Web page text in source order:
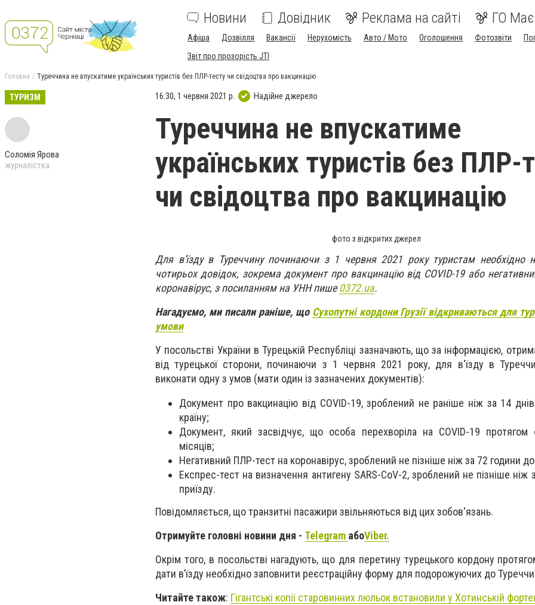
Новини Довідник Реклама на сайті ГО
Афіша Дозвілля Вакансії Нерухомість Авто / Мото Оголошення Фотозвіти
Звіт про прозорість JTI
Головна Туреччина не впускатиме українських туристів без ПЛР-тесту чи свідоцтва про вакцинацію
ТУРИЗМ
Соломія Ярова
журналістка
16:30, 1 червня 2021 р. Надійне джерело
Туреччина не впускатиме
українських туристів без ПЛР-
чи свідоцтва про вакцинацію
фото з відкритих джерел
Для в'їзду в Туреччину починаючи з 1 червня 2021 року туристам необхідно
чотирьох довідок, зокрема документ про вакцинацію від COVID-19 або
коронавірус, з посиланням на УНН пише0372.ua.
Нагадуємо, ми писали раніше, що Сухопутні кордони Грузії відкриваються для
умови
У посольстві України в Турецькій Республіці зазначають, що за інформацією,
від турецької сторони, починаючи з 1 червня 2021 року, для в'їзду в
виконати одну з умов (мати один із зазначених документів):
Документ про вакцинацію від COVID-19, зроблений не раніше ніж за 14
країну;
Документ, який засвідчує, що особа перехворіла на COVID-19 протягом
місяців;
Негативний ПЛР-тест на коронавірус, зроблений не пізніше ніж за 72 години
Експрес-тест на визначення антигену SARS-CoV-2, зроблений не пізніше ніж
приїзду.
Повідомляється, що транзитні пасажири звільняються від цих зобов'язань.
Отримуйте головні новини дня - Telegram абоViber.
Окрім того, в посольстві нагадують, що для перетину турецького кордону
дати в’їзду необхідно заповнити реєстраційну форму для подорожуючих до
Читайте також: Гігантські копії старовинних люльок встановили у Хотинській